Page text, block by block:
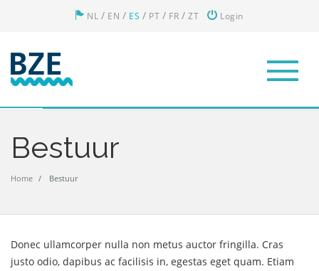
NL / EN / ES / PT / FR /ZT Login
Bestuur
Home Bestuur
Donec ullamcorper nulla non metus auctor fringilla. Cras
justo odio, dapibus ac facilisis in, egestas eget quam. Etiam